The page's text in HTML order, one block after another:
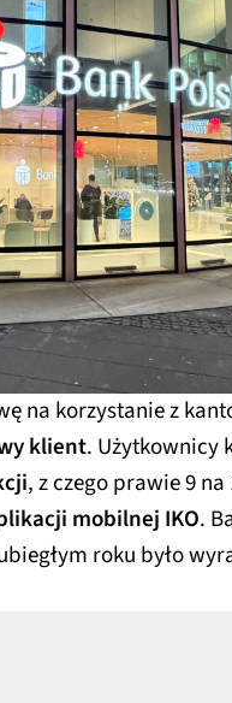
na korzystanie z
klient. Użytkownicy
, z czego prawie 9
mobilnej IKO.
roku było